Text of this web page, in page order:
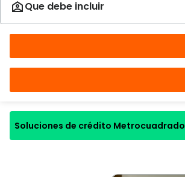
Soluciones de crédito Metrocuadrado